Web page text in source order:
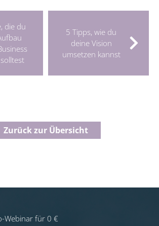
die du
5 Tipps, wie du
deine Vision
umsetzen kannst
Zurück zur Übersicht
Webinar für 0 €